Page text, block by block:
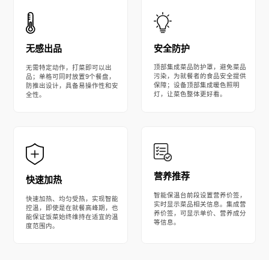
无感出品
无需特定动作，打菜即可以出
品；单格可同时放置9个餐盘，
防推出设计，具备易操作性和安
全性。
安全防护
顶部集成菜品防护罩，避免菜品
污染，为就餐者的食品安全提供
保障；设备顶部集成暖色照明
灯，让菜色整体更好看。
快速加热
快速加热、均匀受热，实现智能
控温，即使是在就餐高峰期，也
能保证饭菜始终维持在适宜的温
度范围内。
营养推荐
智能保温台前段设置营养价签，
实时显示菜品相关信息。集成营
养价签，可显示单价、营养成分
等信息。